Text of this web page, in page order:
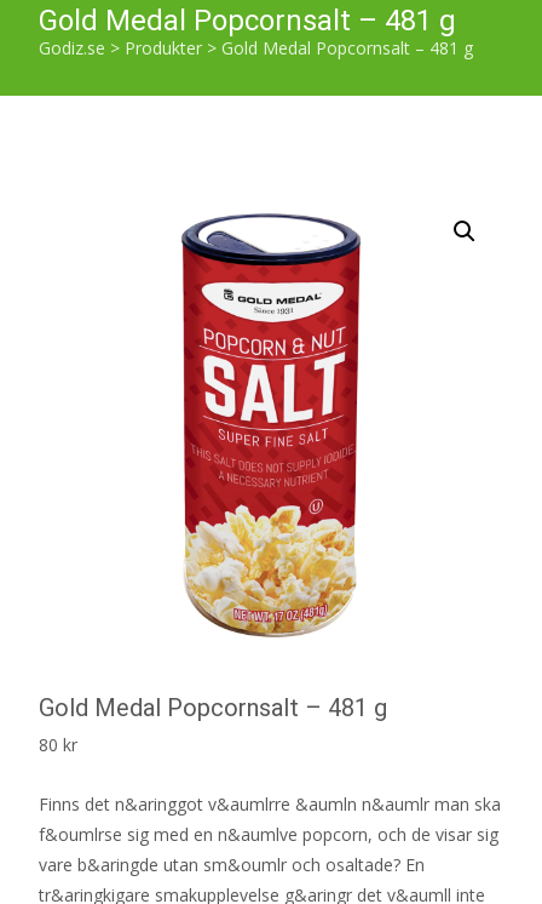
Gold Medal Popcornsalt – 481 g
Godiz.se > Produkter > Gold Medal Popcornsalt – 481 g
Gold Medal Popcornsalt – 481 g
80 kr
Finns det n&aringgot v&aumlrre &aumln n&aumlr man ska
f&oumlrse sig med en n&aumlve popcorn, och de visar sig
vare b&aringde utan sm&oumlr och osaltade? En
tr&aringkigare smakupplevelse g&aringr det v&aumll inte